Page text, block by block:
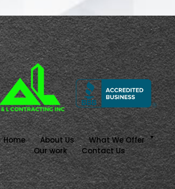
Home About Us
What We Offer
Our work
Contact Us